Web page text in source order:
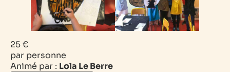
25 €
par personne
Animé par : Lola Le Berre